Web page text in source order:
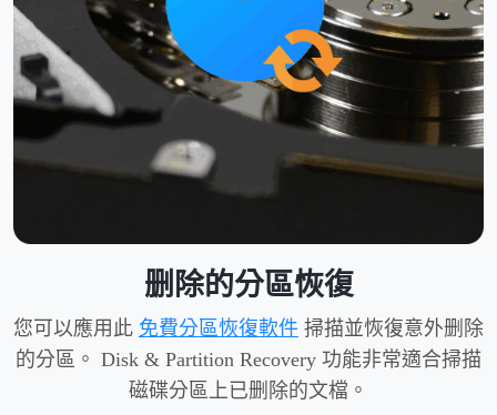
删除的分區恢復
您可以應用此 免費分區恢復軟件 掃描並恢復意外删除
的分區。 Disk & Partition Recovery 功能非常適合掃描
磁碟分區上已删除的文檔。